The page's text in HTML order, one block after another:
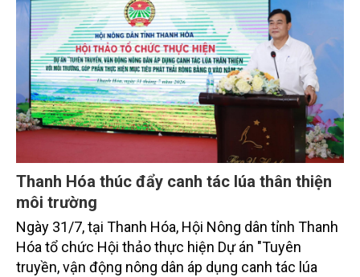
Thanh Hóa thúc đẩy canh tác lúa thân thiện
môi trường
Ngày 31/7, tại Thanh Hóa, Hội Nông dân tỉnh Thanh
Hóa tổ chức Hội thảo thực hiện Dự án "Tuyên
truyền, vận động nông dân áp dụng canh tác lúa